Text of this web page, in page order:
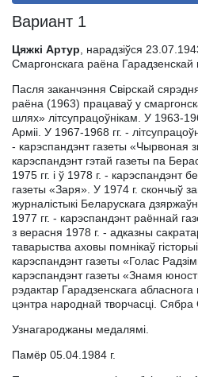
Вариант 1
Цяжкі Артур , нарадзіўся
Смаргонскага раёна Гарадзенскай
Пасля заканчэння Свірскай
раёна (1963) працаваў у
шлях» літсупрацоўнікам. У 1963-
Арміі. У 1967-1968 гг. -
- карэспандэнт газеты «Чырвоная
карэспандэнт гэтай газеты па
1975 гг. і ў 1978 г. - карэспандэнт
газеты «Заря». У 1974 г. скончыў
журналістыкі Беларускага
1977 гг. - карэспандэнт раённай
з верасня 1978 г. - адказны
таварыства аховы помнікаў
карэспандэнт газеты «Голас
карэспандэнт газеты «Знамя
рэдактар Гарадзенскага
цэнтра народнай творчасці.
Узнагароджаны медалямі.
Памёр 05.04.1984 г.